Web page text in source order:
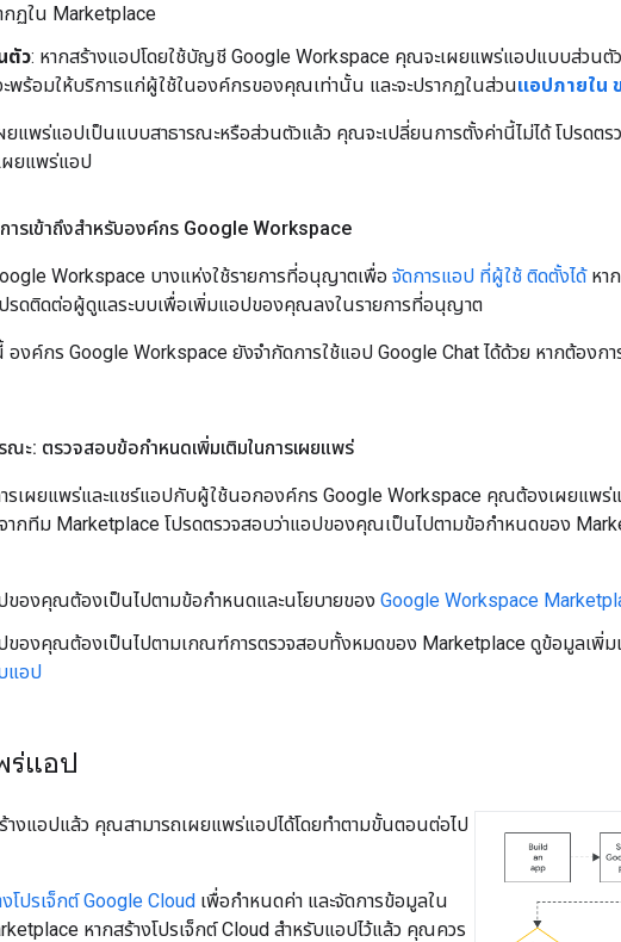
ากฏใน Marketplace
นตัว: หากสร้างแอปโดยใช้บัญชี Google Workspace คุณจะเผยแพร่แอปแบบส่วนตั
จะพร้อมให้บริการแก่ผู้ใช้ในองค์กรของคุณเท่านั้น และจะปรากฏในส่วนแอปภายใน
ผยแพร่แอปเป็นแบบสาธารณะหรือส่วนตัวแล้ว คุณจะเปลี่ยนการตั้งค่านี้ไม่ได้ โปรดต
ผยแพร่แอป
การเข้าถึงสำหรับองค์กร Google Workspace
Workspace บางแห่งใช้รายการที่อนุญาตเพื่อ จัดการแอป ที่ผู้ใช้ ติดตั้งได้หา
ปรดติดต่อผู้ดูแลระบบเพื่อเพิ่มแอปของคุณลงในรายการที่อนุญาต
องค์กร Google Workspace ยังจำกัดการใช้แอป Google Chat ได้ด้วย หากต้องกา
รณะ: ตรวจสอบข้อกำหนดเพิ่มเติมในการเผยแพร่
ารเผยแพร่และแชร์แอปกับผู้ใช้นอกองค์กร Google Workspace คุณต้องเผยแพร่
จากทีม Marketplace โปรดตรวจสอบว่าแอปของคุณเป็นไปตามข้อกำหนดของ
ปของคุณต้องเป็นไปตามข้อกำหนดและนโยบายของ Google Workspace
ปของคุณต้องเป็นไปตามเกณฑ์การตรวจสอบทั้งหมดของ Marketplace ดูข้อมูลเพิ่ม
บแอป
ร่แอป
ร้างแอปแล้ว คุณสามารถเผยแพร่แอปได้โดยทำตามขั้นตอนต่อไป
างโปรเจ็กต์ Google Cloud เพื่อกำหนดค่า และจัดการข้อมูลใน
หากสร้างโปรเจ็กต์ Cloud สำหรับแอปไว้แล้ว คุณควร